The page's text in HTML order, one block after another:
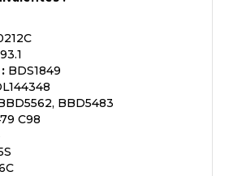
: BDS1849
BBD5483
C98